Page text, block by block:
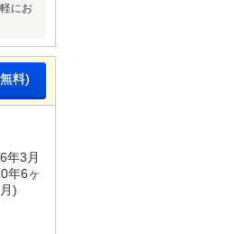
にお
料)
年3月
年6ヶ
月)